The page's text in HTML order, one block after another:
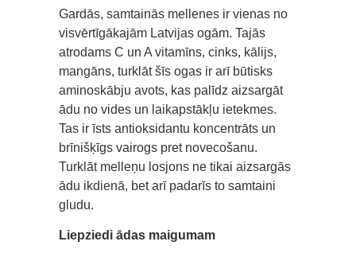
Gardās, samtainās mellenes ir vienas no
visvērtīgākajām Latvijas ogām. Tajās
atrodams C un A vitamīns, cinks, kālijs,
mangāns, turklāt šīs ogas ir arī būtisks
aminoskābju avots, kas palīdz aizsargāt
ādu no vides un laikapstākļu ietekmes.
Tas ir īsts antioksidantu koncentrāts un
brīnišķīgs vairogs pret novecošanu.
Turklāt melleņu losjons ne tikai aizsargās
ādu ikdienā, bet arī padarīs to samtaini
gludu.
Liepziedi ādas maigumam